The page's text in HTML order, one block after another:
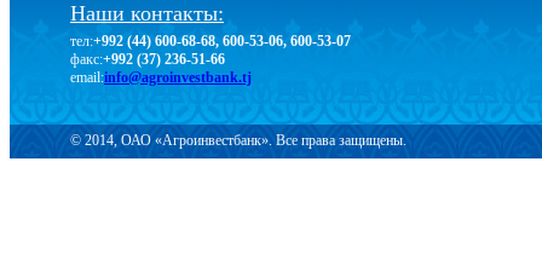
Наши контакты:
тел:+992 (44) 600-68-68, 600-53-06, 600-53-07
факс:+992 (37) 236-51-66
email:info@agroinvestbank.tj
© 2014, ОАО «Агроинвестбанк». Все права защищены.